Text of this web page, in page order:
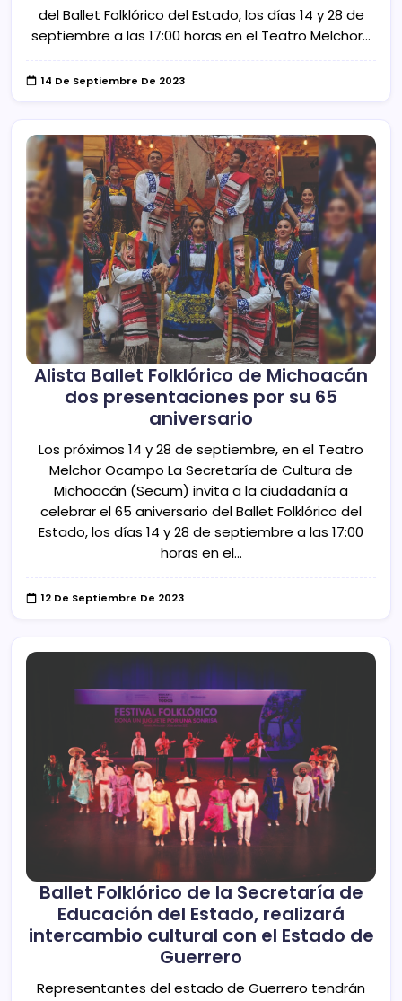
del Ballet Folklórico del Estado, los días 14 y 28 de
septiembre a las 17:00 horas en el Teatro Melchor…
14 De Septiembre De 2023
Alista Ballet Folklórico de Michoacán
dos presentaciones por su 65
aniversario
Los próximos 14 y 28 de septiembre, en el Teatro
Melchor Ocampo La Secretaría de Cultura de
Michoacán (Secum) invita a la ciudadanía a
celebrar el 65 aniversario del Ballet Folklórico del
Estado, los días 14 y 28 de septiembre a las 17:00
horas en el…
12 De Septiembre De 2023
Ballet Folklórico de la Secretaría de
Educación del Estado, realizará
intercambio cultural con el Estado de
Guerrero
Representantes del estado de Guerrero tendrán